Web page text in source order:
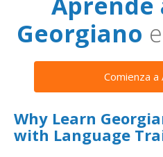
Georgiano
Comienza
Why Learn
with Language